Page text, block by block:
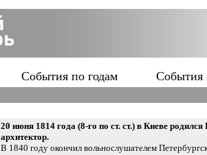
События по годам События
20 июня 1814 года (8-го по ст. ст.) в Киеве
архитектор.
В 1840 году окончил вольнослушателем